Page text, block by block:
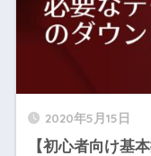
2020年5月15日
【初心者向け基